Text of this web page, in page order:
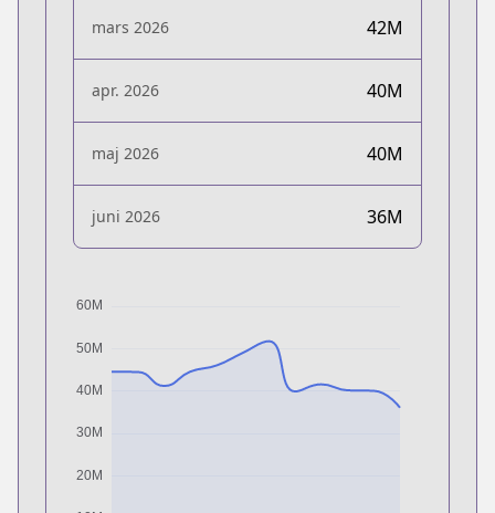
mars 2026 42M
apr. 2026 40M
maj 2026 40M
juni 2026 36M